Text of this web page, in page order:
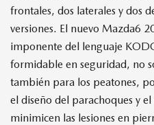
frontales, dos laterales y dos
versiones. El nuevo Mazda6
imponente del lenguaje
formidable en seguridad, no
también para los peatones,
el diseño del parachoques y
minimicen las lesiones en